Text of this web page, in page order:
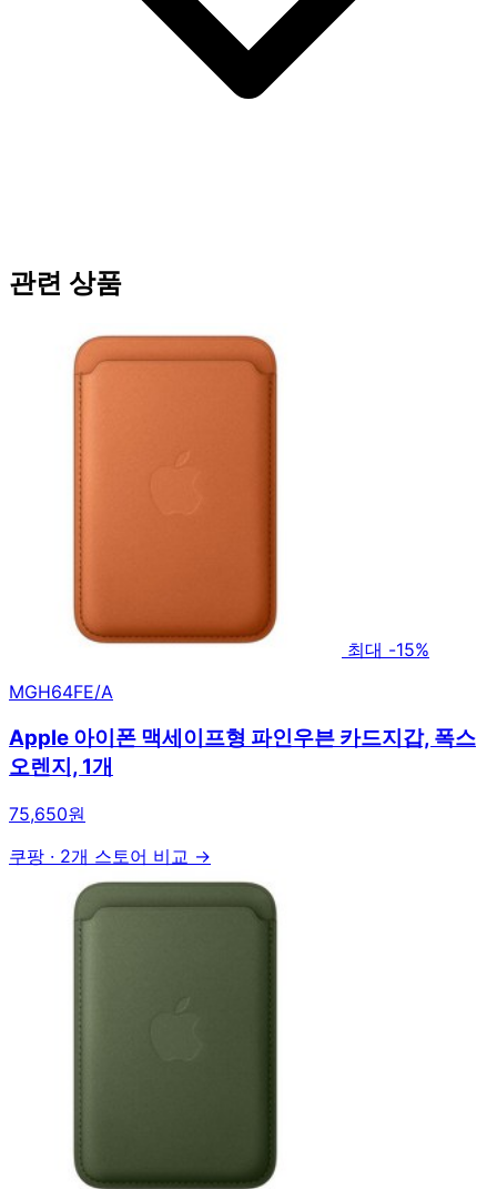
관련 상품
최대 -15%
MGH64FE/A
Apple 아이폰 맥세이프형 파인우븐 카드지갑, 폭스
오렌지, 1개
75,650원
쿠팡 · 2개 스토어 비교 →